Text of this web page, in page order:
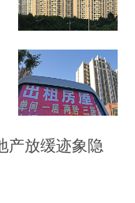
产放缓迹象隐